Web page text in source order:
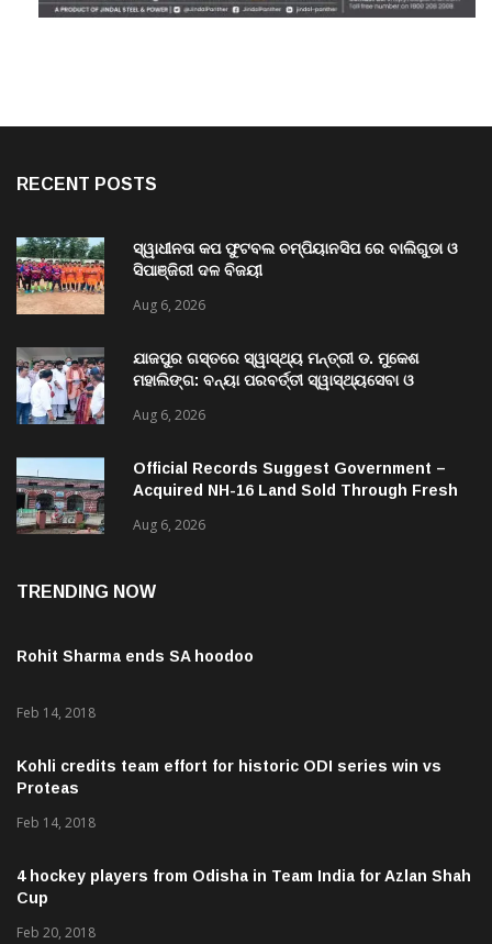
RECENT POSTS
ସ୍ୱାଧୀନତା କପ ଫୁଟବଲ ଚମ୍ପିୟାନସିପ ରେ ବାଲିଗୁଡା ଓ
ସିପାଞ୍ଜିରୀ ଦଳ ବିଜୟୀ
Aug 6, 2026
ଯାଜପୁର ଗସ୍ତରେ ସ୍ୱାସ୍ଥ୍ୟ ମନ୍ତ୍ରୀ ଡ. ମୁକେଶ
ମହାଲିଙ୍ଗ: ବନ୍ୟା ପରବର୍ତ୍ତୀ ସ୍ୱାସ୍ଥ୍ୟସେବା ଓ
Aug 6, 2026
Official Records Suggest Government –
Acquired NH-16 Land Sold Through Fresh
Revenue Lapses.
Aug 6, 2026
TRENDING NOW
Rohit Sharma ends SA hoodoo
Feb 14, 2018
Kohli credits team effort for historic ODI series win vs
Proteas
Feb 14, 2018
4 hockey players from Odisha in Team India for Azlan Shah
Cup
Feb 20, 2018